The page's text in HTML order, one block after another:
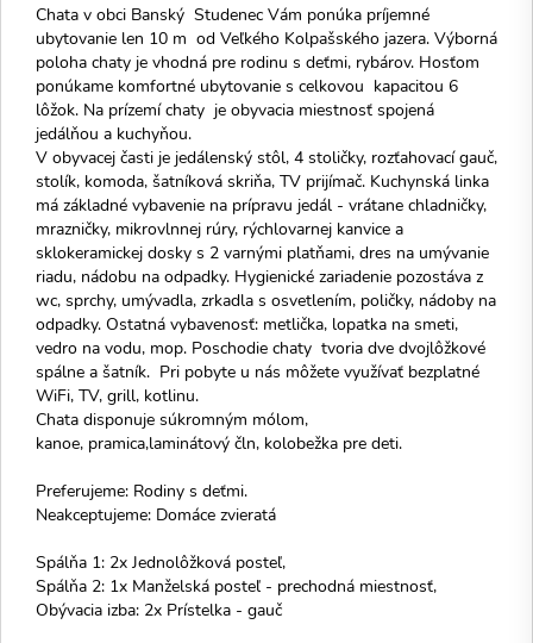
Chata v obci Banský Studenec Vám ponúka príjemné
ubytovanie len 10 m od Veľkého Kolpašského jazera. Výborná
poloha chaty je vhodná pre rodinu s deťmi, rybárov. Hosťom
ponúkame komfortné ubytovanie s celkovou kapacitou 6
lôžok. Na prízemí chaty je obyvacia miestnosť spojená
jedálňou a kuchyňou.
V obyvacej časti je jedálenský stôl, 4 stoličky, rozťahovací gauč,
stolík, komoda, šatníková skriňa, TV prijímač. Kuchynská linka
má základné vybavenie na prípravu jedál - vrátane chladničky,
mrazničky, mikrovlnnej rúry, rýchlovarnej kanvice a
sklokeramickej dosky s 2 varnými platňami, dres na umývanie
riadu, nádobu na odpadky. Hygienické zariadenie pozostáva z
wc, sprchy, umývadla, zrkadla s osvetlením, poličky, nádoby na
odpadky. Ostatná vybavenosť: metlička, lopatka na smeti,
vedro na vodu, mop. Poschodie chaty tvoria dve dvojlôžkové
spálne a šatník. Pri pobyte u nás môžete využívať bezplatné
WiFi, TV, grill, kotlinu.
Chata disponuje súkromným mólom,
kanoe, pramica,laminátový čln, kolobežka pre deti.
Preferujeme: Rodiny s deťmi.
Neakceptujeme: Domáce zvieratá
Spálňa 1: 2x Jednolôžková posteľ,
Spálňa 2: 1x Manželská posteľ - prechodná miestnosť,
Obývacia izba: 2x Prístelka - gauč